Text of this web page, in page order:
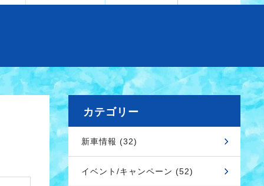
カテゴリー
新車情報 (32)
イベント/キャンペーン (52)